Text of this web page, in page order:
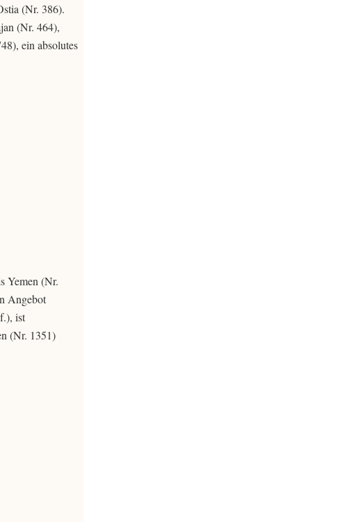
(Nr. 386).
(Nr. 464),
ein absolutes
Yemen (Nr.
Angebot
ist
(Nr. 1351)